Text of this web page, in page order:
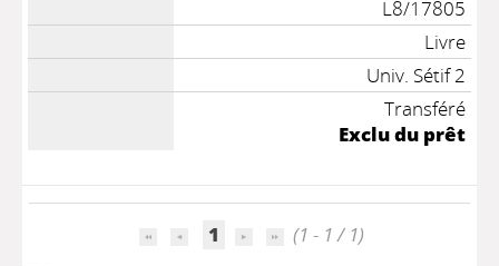
L8/17805
Livre
Univ. Sétif 2
Transféré
Exclu du prêt
1
(1 - 1 / 1)